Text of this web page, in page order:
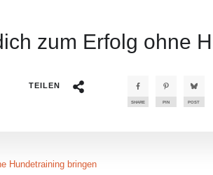
zum Erfolg ohne
TEILEN
SHARE PIN POST
Hundetraining bringen